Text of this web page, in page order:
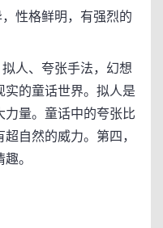
性格鲜明，有强烈的
人、夸张手法，幻想
实的童话世界。拟人是
力量。童话中的夸张比
自然的威力。第四，
。